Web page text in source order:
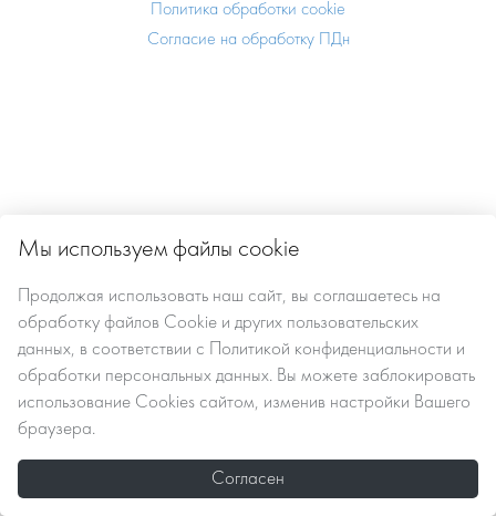
Политика обработки cookie
Согласие на обработку ПДн
Мы используем файлы cookie
Продолжая использовать наш сайт, вы соглашаетесь на
обработку файлов Сookie и других пользовательских
данных, в соответствии с
Политикой конфиденциальности и
обработки персональных данных. Вы можете заблокировать
использование Cookies сайтом, изменив настройки Вашего
браузера.
Согласен